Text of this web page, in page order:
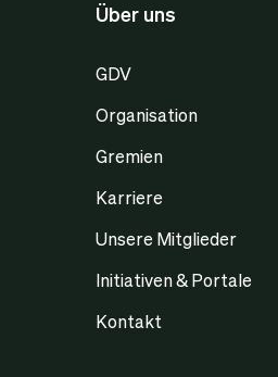
Über uns
GDV
Organisation
Gremien
Karriere
Unsere Mitglieder
Initiativen & Portale
Kontakt